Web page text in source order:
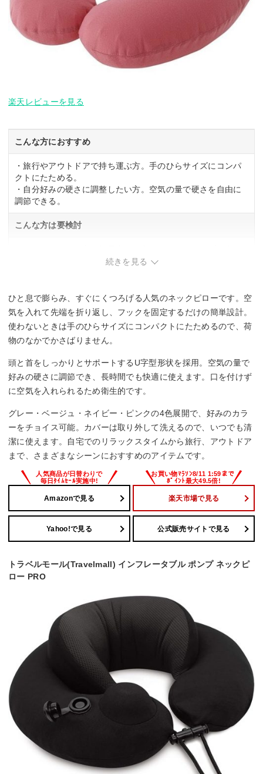
楽天レビューを見る
こんな方におすすめ
・旅行やアウトドアで持ち運ぶ方。手のひらサイズにコンパ
クトにたためる。
・自分好みの硬さに調整したい方。空気の量で硬さを自由に
調節できる。
こんな方は要検討
続きを見る
ひと息で膨らみ、すぐにくつろげる人気のネックピローです。空
気を入れて先端を折り返し、フックを固定するだけの簡単設計。
使わないときは手のひらサイズにコンパクトにたためるので、荷
物のなかでかさばりません。
頭と首をしっかりとサポートするU字型形状を採用。空気の量で
好みの硬さに調節でき、長時間でも快適に使えます。口を付けず
に空気を入れられるため衛生的です。
グレー・ベージュ・ネイビー・ピンクの4色展開で、好みのカラ
ーをチョイス可能。カバーは取り外して洗えるので、いつでも清
潔に使えます。自宅でのリラックスタイムから旅行、アウトドア
まで、さまざまなシーンにおすすめのアイテムです。
Amazonで見る 楽天市場で見る
Yahoo!で見る 公式販売サイトで見る
トラベルモール(Travelmall) インフレータブル ポンプ ネックピ
ロー PRO